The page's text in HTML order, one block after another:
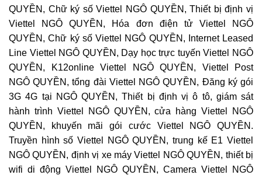
QUYỀN, Chữ ký số Viettel NGÔ QUYỀN, Thiết bị định vị
Viettel NGÔ QUYỀN, Hóa đơn điện tử Viettel NGÔ
QUYỀN, Chữ ký số Viettel NGÔ QUYỀN, Internet Leased
Line Viettel NGÔ QUYỀN, Dạy học trực tuyến Viettel NGÔ
QUYỀN, K12online Viettel NGÔ QUYỀN, Viettel Post
NGÔ QUYỀN, tổng đài Viettel NGÔ QUYỀN, Đăng ký gói
3G 4G tại NGÔ QUYỀN, Thiết bị định vị ô tô, giám sát
hành trình Viettel NGÔ QUYỀN, cửa hàng Viettel NGÔ
QUYỀN, khuyến mãi gói cước Viettel NGÔ QUYỀN.
Truyền hình số Viettel NGÔ QUYỀN, trung kế E1 Viettel
NGÔ QUYỀN, định vị xe máy Viettel NGÔ QUYỀN, thiết bị
wifi di động Viettel NGÔ QUYỀN, Camera Viettel NGÔ